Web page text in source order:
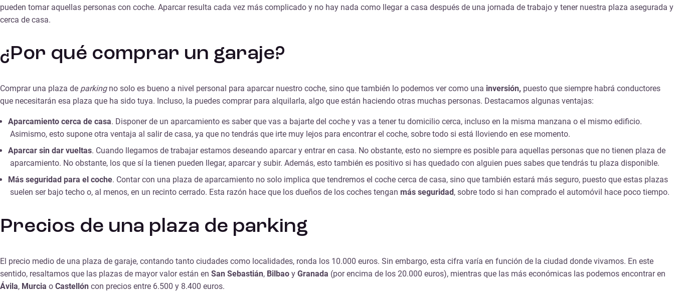
pueden tomar aquellas personas con coche. Aparcar resulta cada vez más complicado y no hay nada como llegar a casa después de una jornada de trabajo y tener nuestra plaza asegurada y
cerca de casa.
¿Por qué comprar un garaje?
Comprar una plaza de parking no solo es bueno a nivel personal para aparcar nuestro coche, sino que también lo podemos ver como una inversión, puesto que siempre habrá conductores
que necesitarán esa plaza que ha sido tuya. Incluso, la puedes comprar para alquilarla, algo que están haciendo otras muchas personas. Destacamos algunas ventajas:
Aparcamiento cerca de casa. Disponer de un aparcamiento es saber que vas a bajarte del coche y vas a tener tu domicilio cerca, incluso en la misma manzana o el mismo edificio.
Asimismo, esto supone otra ventaja al salir de casa, ya que no tendrás que irte muy lejos para encontrar el coche, sobre todo si está lloviendo en ese momento.
Aparcar sin dar vueltas. Cuando llegamos de trabajar estamos deseando aparcar y entrar en casa. No obstante, esto no siempre es posible para aquellas personas que no tienen plaza de
aparcamiento. No obstante, los que sí la tienen pueden llegar, aparcar y subir. Además, esto también es positivo si has quedado con alguien pues sabes que tendrás tu plaza disponible.
Más seguridad para el coche. Contar con una plaza de aparcamiento no solo implica que tendremos el coche cerca de casa, sino que también estará más seguro, puesto que estas plazas
suelen ser bajo techo o, al menos, en un recinto cerrado. Esta razón hace que los dueños de los coches tengan más seguridad , sobre todo si han comprado el automóvil hace poco tiempo.
Precios de una plaza de parking
El precio medio de una plaza de garaje, contando tanto ciudades como localidades, ronda los 10.000 euros. Sin embargo, esta cifra varía en función de la ciudad donde vivamos. En este
sentido, resaltamos que las plazas de mayor valor están en San Sebastián, Bilbao y Granada (por encima de los 20.000 euros), mientras que las más económicas las podemos encontrar en
Ávila, Murcia o Castellón con precios entre 6.500 y 8.400 euros.